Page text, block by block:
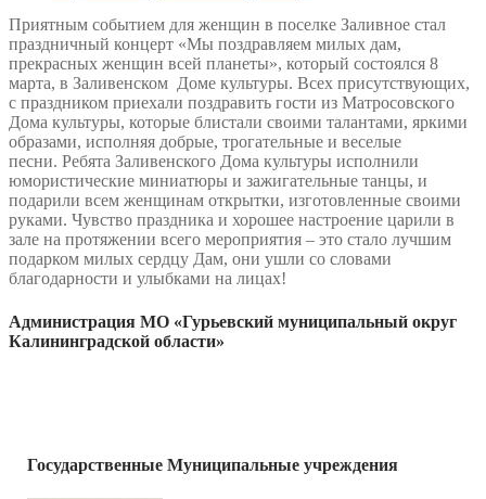
Приятным событием для женщин в поселке Заливное стал
праздничный концерт «Мы поздравляем милых дам,
прекрасных женщин всей планеты», который состоялся 8
марта, в Заливенском Доме культуры. Всех присутствующих,
с праздником приехали поздравить гости из Матросовского
Дома культуры, которые блистали своими талантами, яркими
образами, исполняя добрые, трогательные и веселые
песни. Ребята Заливенского Дома культуры исполнили
юмористические миниатюры и зажигательные танцы, и
подарили всем женщинам открытки, изготовленные своими
руками. Чувство праздника и хорошее настроение царили в
зале на протяжении всего мероприятия – это стало лучшим
подарком милых сердцу Дам, они ушли со словами
благодарности и улыбками на лицах!
Администрация МО «Гурьевский муниципальный округ
Калининградской области»
Государственные Муниципальные учреждения